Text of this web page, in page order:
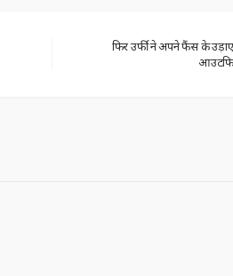
फिर उर्फी ने अपने फैंस के